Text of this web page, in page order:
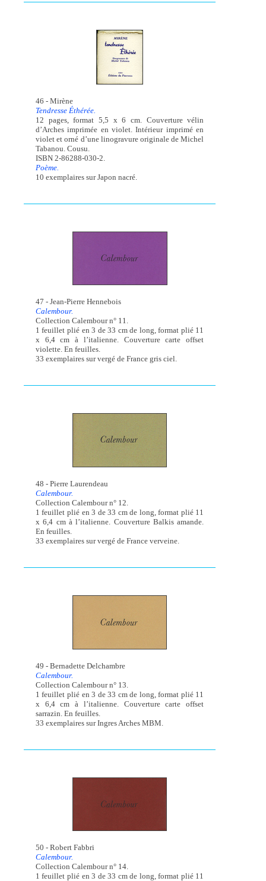
46 - Mirène
Tendresse Éthérée.
12 pages, format 5,5 x 6 cm. Couverture vélin
d’Arches imprimée en violet. Intérieur imprimé en
violet et orné d’une linogravure originale de Michel
Tabanou. Cousu.
ISBN 2-86288-030-2.
Poème.
10 exemplaires sur Japon nacré.
47 - Jean-Pierre Hennebois
Calembour.
Collection Calembour n° 11.
1 feuillet plié en 3 de 33 cm de long, format plié 11
x 6,4 cm à l’italienne. Couverture carte offset
violette. En feuilles.
33 exemplaires sur vergé de France gris ciel.
48 - Pierre Laurendeau
Calembour.
Collection Calembour n° 12.
1 feuillet plié en 3 de 33 cm de long, format plié 11
x 6,4 cm à l’italienne. Couverture Balkis amande.
En feuilles.
33 exemplaires sur vergé de France verveine.
49 - Bernadette Delchambre
Calembour.
Collection Calembour n° 13.
1 feuillet plié en 3 de 33 cm de long, format plié 11
x 6,4 cm à l’italienne. Couverture carte offset
sarrazin. En feuilles.
33 exemplaires sur Ingres Arches MBM.
50 - Robert Fabbri
Calembour.
Collection Calembour n° 14.
1 feuillet plié en 3 de 33 cm de long, format plié 11